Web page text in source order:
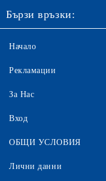
Бързи връзки:
Начало
Рекламации
За Нас
Вход
ОБЩИ УСЛОВИЯ
Лични данни